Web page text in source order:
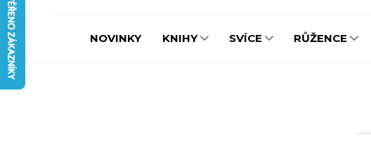
NOVINKY KNIHY SVÍCE RŮŽENCE